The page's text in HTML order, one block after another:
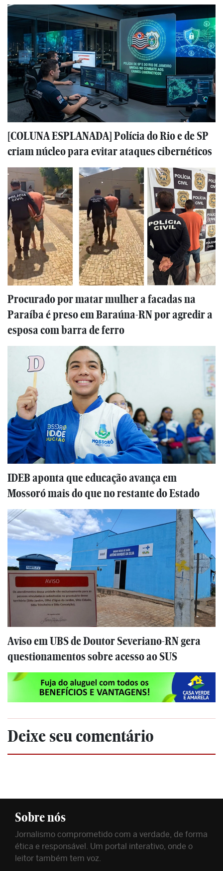
[COLUNA ESPLANADA] Polícia do Rio e de SP
criam núcleo para evitar ataques cibernéticos
Procurado por matar mulher a facadas na
Paraíba é preso em Baraúna-RN por agredir a
esposa com barra de ferro
IDEB aponta que educação avança em
Mossoró mais do que no restante do Estado
Aviso em UBS de Doutor Severiano-RN gera
questionamentos sobre acesso ao SUS
Deixe seu comentário
Sobre nós
Jornalismo comprometido com a verdade, de forma
ética e responsável. Um portal interativo, onde o
leitor também tem voz.